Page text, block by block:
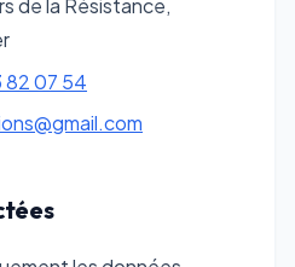
de la Résistance,
82 07 54